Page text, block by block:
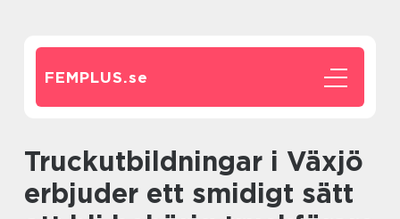
FEMPLUS.se
Truckutbildningar i Växjö
erbjuder ett smidigt sätt